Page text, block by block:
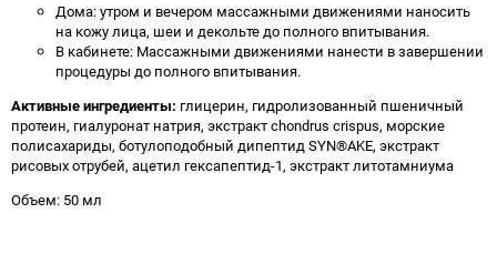
Дома: утром и вечером массажными движениями наносить
на кожу лица, шеи и декольте до полного впитывания.
В кабинете: Массажными движениями нанести в завершении
процедуры до полного впитывания.
Активные ингредиенты: глицерин, гидролизованный пшеничный
протеин, гиалуронат натрия, экстракт chondrus crispus, морские
полисахариды, ботулоподобный дипептид SYN®AKE, экстракт
рисовых отрубей, ацетил гексапептид-1, экстракт литотамниума
Объем: 50 мл